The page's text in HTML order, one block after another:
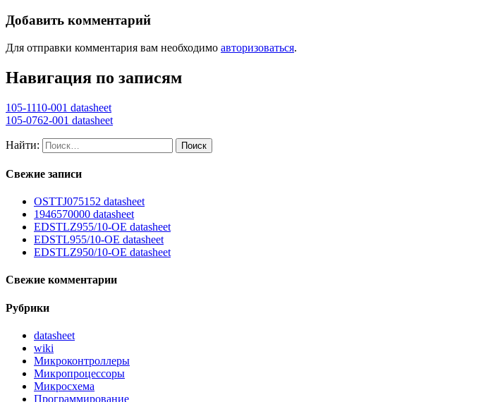
Добавить комментарий
Для отправки комментария вам необходимо авторизоваться.
Навигация по записям
105-1110-001 datasheet
105-0762-001 datasheet
Найти:
Свежие записи
OSTTJ075152 datasheet
1946570000 datasheet
EDSTLZ955/10-OE datasheet
EDSTL955/10-OE datasheet
EDSTLZ950/10-OE datasheet
Свежие комментарии
Рубрики
datasheet
wiki
Микроконтроллеры
Микропроцессоры
Микросхема
Программирование